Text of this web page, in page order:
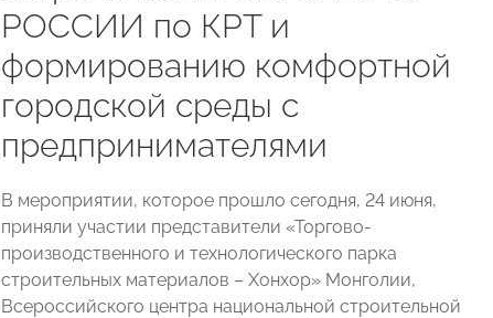
РОССИИ по КРТ и
формированию комфортной
городской среды с
предпринимателями
В мероприятии, которое прошло сегодня, 24 июня,
приняли участии представители «Торгово-
производственного и технологического парка
строительных материалов – Хонхор» Монголии,
Всероссийского центра национальной строительной